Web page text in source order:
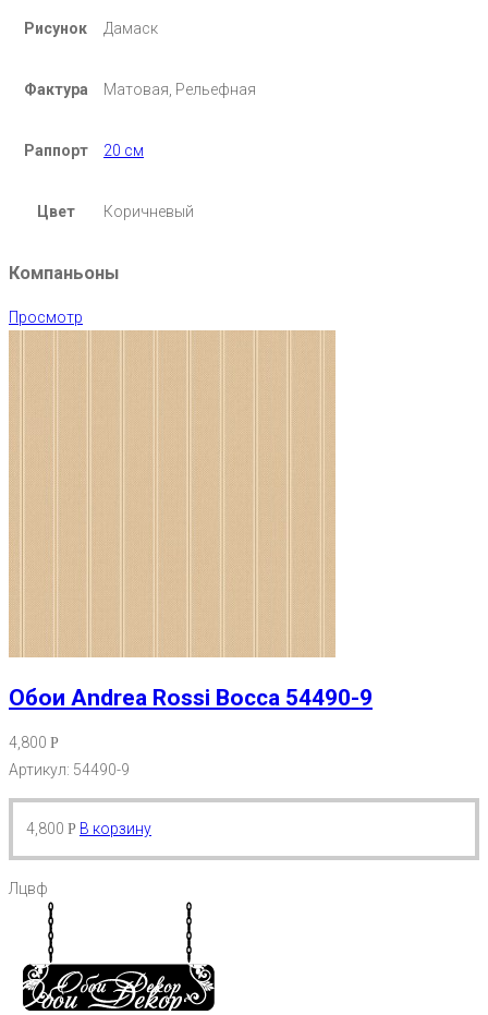
Рисунок Дамаск
Фактура Матовая, Рельефная
Раппорт 20 см
Цвет Коричневый
Компаньоны
Просмотр
Обои Andrea Rossi Bocca 54490-9
4,800 Р
Артикул: 54490-9
4,800 Р В корзину
Лцвф